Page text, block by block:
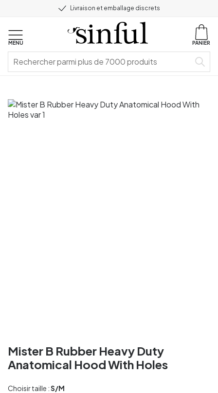
Livraison et emballage discrets
MENU PANIER
Mister B Rubber Heavy Duty
Anatomical Hood With Holes
Choisir taille :S/M